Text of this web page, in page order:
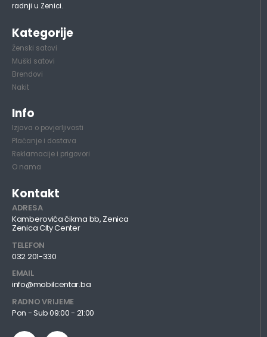
radnji u Zenici.
Kategorije
Ženski satovi
Muški satovi
Brendovi
Nakit
Info
Izjava o povjerljivosti
Plaćanje i dostava
Reklamacije i prigovori
O nama
Kontakt
ADRESA
Kamberovića čikma bb, Zenica
Zenica City Center
TELEFON
032 201-330
EMAIL
info@mobilcentar.ba
RADNO VRIJEME
Pon - Sub 09:00 - 21:00